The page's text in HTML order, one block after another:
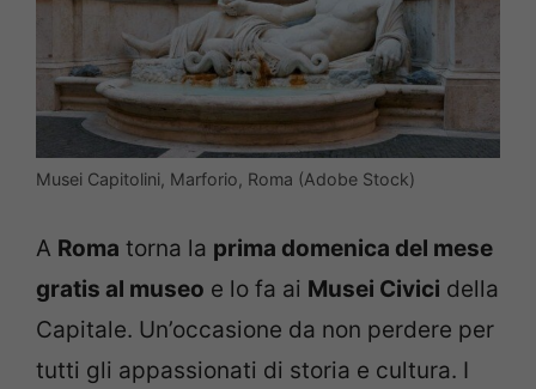
Musei Capitolini, Marforio, Roma (Adobe Stock)
A Roma torna la prima domenica del mese
gratis al museo e lo fa ai Musei Civici della
Capitale. Un’occasione da non perdere per
tutti gli appassionati di storia e cultura. I